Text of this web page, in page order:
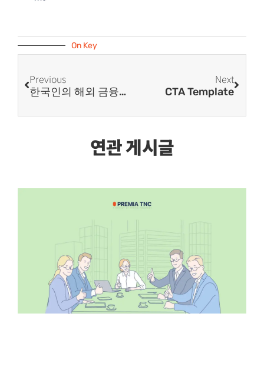
On Key
Previous
한국인의 해외 금융계좌 신고 가이드 2026: 대상자, 신고 절차, 세무 리스크까지 완벽 정리!
Next
CTA Template
연관 게시글